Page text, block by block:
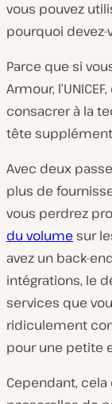
vous pouvez
pourquoi devez-
Parce que si
Armour,
consacrer à la
tête
Avec deux
plus de
vous perdrez
du volume sur
avez un back-
intégrations, le
services que
ridiculement
pour une petite
Cependant, cela